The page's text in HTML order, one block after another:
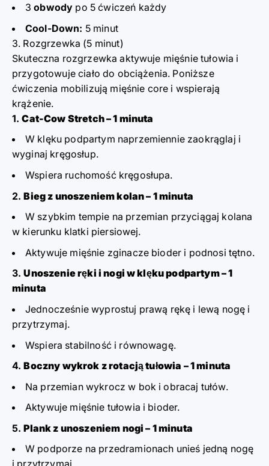
3obwody po 5 ćwiczeń każdy
Cool-Down: 5 minut
3. Rozgrzewka (5 minut)
Skuteczna rozgrzewka aktywuje mięśnie tułowia i
przygotowuje ciało do obciążenia. Poniższe
ćwiczenia mobilizują mięśnie core i wspierają
krążenie.
Cat-Cow Stretch– 1 minuta
W klęku podpartym naprzemiennie zaokrąglaj i
wyginaj kręgosłup.
Wspiera ruchomość kręgosłupa.
Bieg z unoszeniem kolan– 1 minuta
W szybkim tempie na przemian przyciągaj kolana
w kierunku klatki piersiowej.
Aktywuje mięśnie zginacze bioder i podnosi tętno.
Unoszenie ręki i nogi w klęku podpartym– 1
minuta
Jednocześnie wyprostuj prawą rękę i lewą nogę i
przytrzymaj.
Wspiera stabilność i równowagę.
Boczny wykrok z rotacją tułowia – 1 minuta
Na przemian wykrocz w bok i obracaj tułów.
Aktywuje mięśnie tułowia i bioder.
Plank z unoszeniem nogi – 1 minuta
W podporze na przedramionach unieś jedną nogę